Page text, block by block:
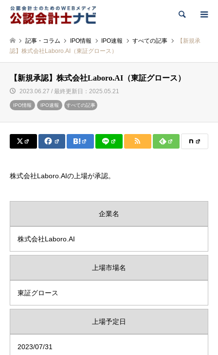
検索
記事・コラム IPO情報 IPO速報 すべての記事
【新規承
認】株式会社Laboro.AI（東証グロース）
【新規承認】株式会社Laboro.AI（東証グロース）
2023.06.27 / 最終更新日：2025.05.21
IPO情報 IPO速報 すべての記事
株式会社Laboro.AIの上場が承認。
企業名
株式会社Laboro.AI
上場市場名
東証グロース
上場予定日
2023/07/31